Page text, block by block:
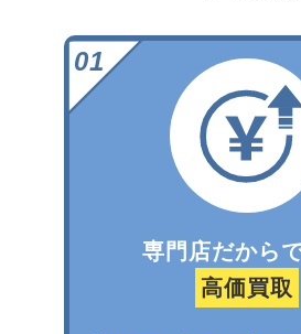
専門店だから
高価買取